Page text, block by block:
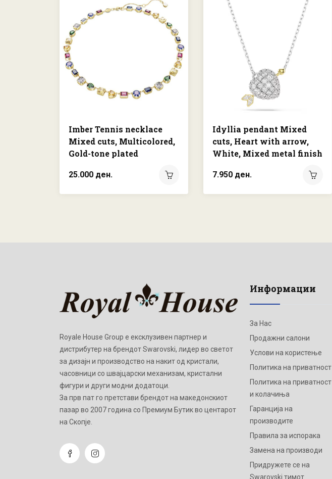
Imber Tennis necklace
Mixed cuts, Multicolored,
Gold-tone plated
25.000 ден.
Idyllia pendant Mixed
cuts, Heart with arrow,
White, Mixed metal finish
7.950 ден.
Royale House Group е ексклузивен партнер и
дистрибутер на брендот Swarovski, лидер во светот
за дизајн и производство на накит од кристали,
часовници со швајцарски механизам, кристални
фигури и други модни додатоци.
Зa прв пат го претстави брендот на македонскиот
пазар во 2007 година со Премиум Бутик во центарот
на Скопје.
Информации
За Нас
Продажни салони
Услови на користење
Политика на приватност
Политика на приватност
и колачиња
Гаранција на
производите
Правила за испорака
Замена на производи
Придружете се на
Swarovski тимот